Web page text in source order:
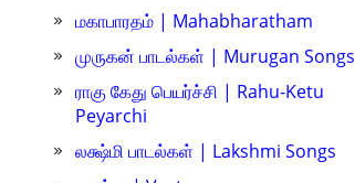
மகாபாரதம் | Mahabharatham
முருகன் பாடல்கள் | Murugan Songs
ராகு கேது பெயர்ச்சி | Rahu-Ketu
Peyarchi
லக்ஷ்மி பாடல்கள் | Lakshmi Songs